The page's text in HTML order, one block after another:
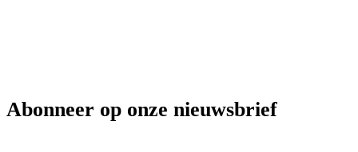
Abonneer op onze nieuwsbrief